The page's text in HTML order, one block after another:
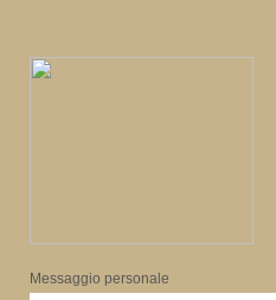
Messaggio personale